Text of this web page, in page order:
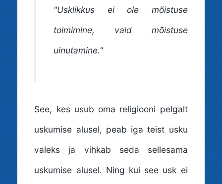
"Usklikkus ei ole mõistuse
toimimine, vaid mõistuse
uinutamine."
See, kes usub oma religiooni pelgalt
uskumise alusel, peab iga teist usku
valeks ja vihkab seda sellesama
uskumise alusel. Ning kui see usk ei